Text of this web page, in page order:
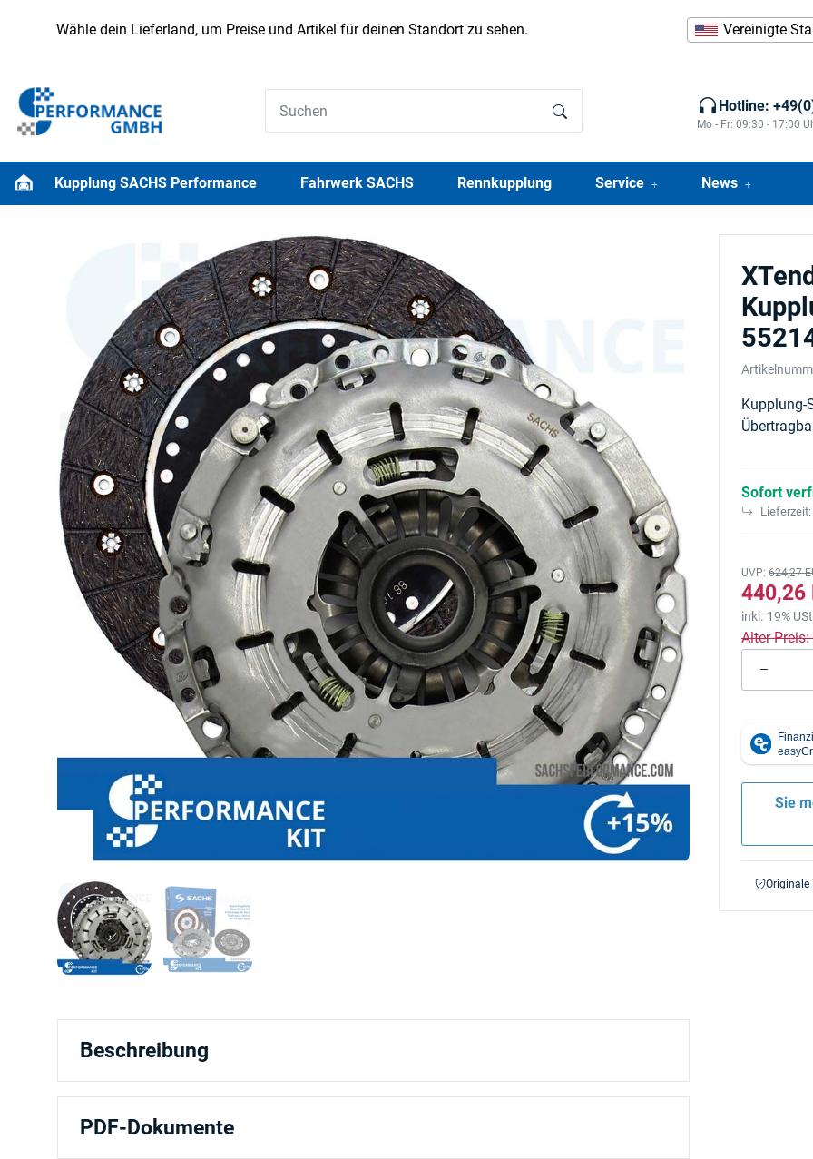
Wähle dein Lieferland, um Preise und Artikel für deinen Standort zu sehen. Vereinigte
Hotline:
Mo - Fr: 09:30 - 17:00
Kupplung SACHS Performance Fahrwerk SACHS Rennkupplung Service News
Kupplung-
Sofort
Lieferzeit:
UVP:624,27
440,26
inkl. 19%
Alter Preis:
Sie
Beschreibung
PDF-Dokumente